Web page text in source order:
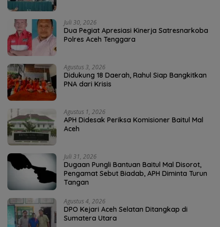
Juli 30, 2026
Dua Pegiat Apresiasi Kinerja Satresnarkoba
Polres Aceh Tenggara
Agustus 3, 2026
Didukung 18 Daerah, Rahul Siap Bangkitkan
PNA dari Krisis
Agustus 1, 2026
APH Didesak Periksa Komisioner Baitul Mal
Aceh
Juli 31, 2026
Dugaan Pungli Bantuan Baitul Mal Disorot,
Pengamat Sebut Biadab, APH Diminta Turun
Tangan
Agustus 4, 2026
DPO Kejari Aceh Selatan Ditangkap di
Sumatera Utara